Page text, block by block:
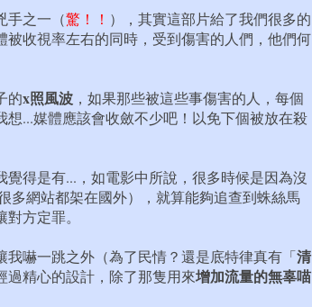
手之一（驚！！ ），其實這部片給了我們很多的
收視率左右的同時，受到傷害的人們，他們何
的x照風波 ，如果那些被這些事傷害的人，每個
...媒體應該會收斂不少吧！以免下個被放在殺
得是有...，如電影中所說，很多時候是因為沒
多網站都架在國外），就算能夠追查到蛛絲馬
方定罪。
嚇一跳之外（為了民情？還是底特律真有「清
過精心的設計，除了那隻用來增加流量的無辜喵